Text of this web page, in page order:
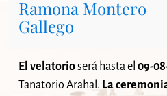
Ramona Montero
Gallego
El velatorioserá hasta el 09-
Tanatorio Arahal. La